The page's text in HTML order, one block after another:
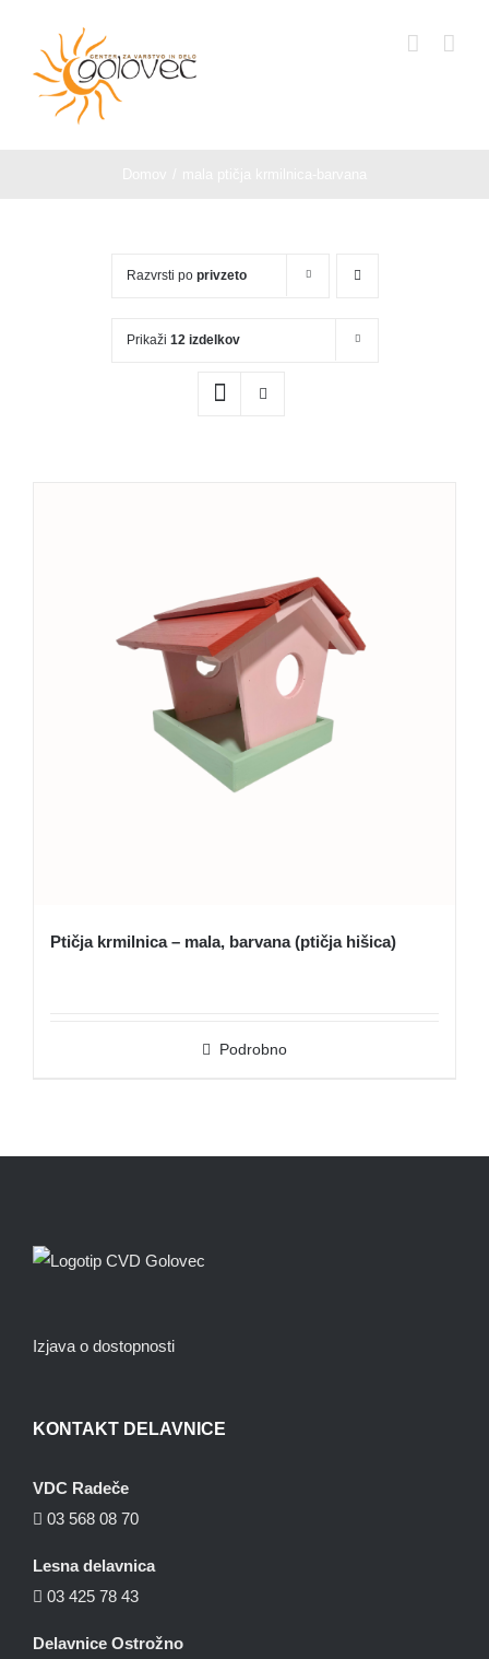
Open toolbar
content
Razvrsti po privzeto
Prikaži 12 izdelkov
Ptičja krmilnica – mala, barvana (ptičja hišica)
Podrobno
Izjava o dostopnosti
KONTAKT DELAVNICE
VDC Radeče
03 568 08 70
Lesna delavnica
03 425 78 43
Delavnice Ostrožno